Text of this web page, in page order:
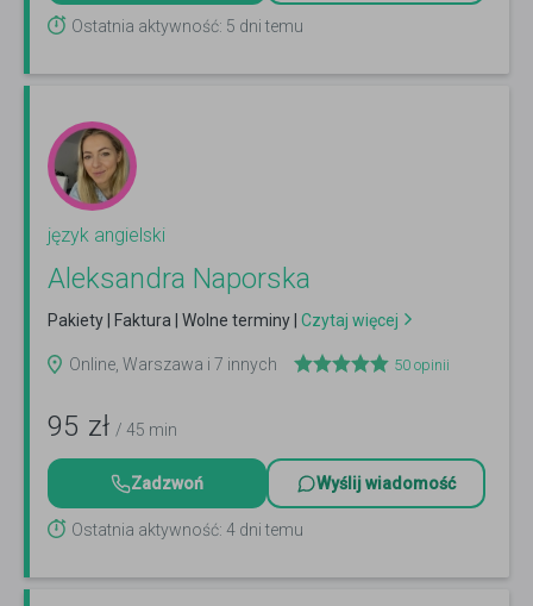
Ostatnia aktywność: 5 dni temu
język angielski
Aleksandra Naporska
Pakiety | Faktura | Wolne terminy | Czytaj więcej
Online, Warszawa i 7 innych 50 opinii
95 zł / 45 min
Zadzwoń Wyślij wiadomość
Ostatnia aktywność: 4 dni temu